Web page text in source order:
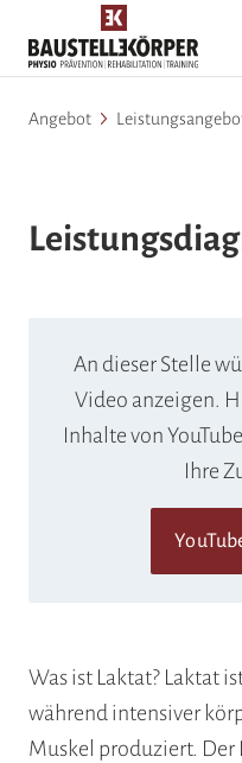
Angebot
An dieser Stelle
Video anzeigen.
Inhalte von
Ihre
Was ist Laktat? Laktat
während intensiver
Muskel produziert. Der